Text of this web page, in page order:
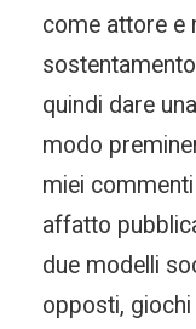
come attore e
quindi dare
modo
miei
affatto
due modelli
opposti, giochi